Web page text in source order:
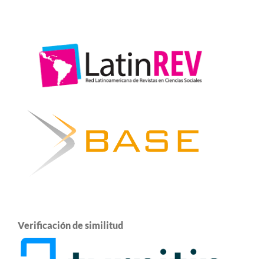
Verificación de similitud